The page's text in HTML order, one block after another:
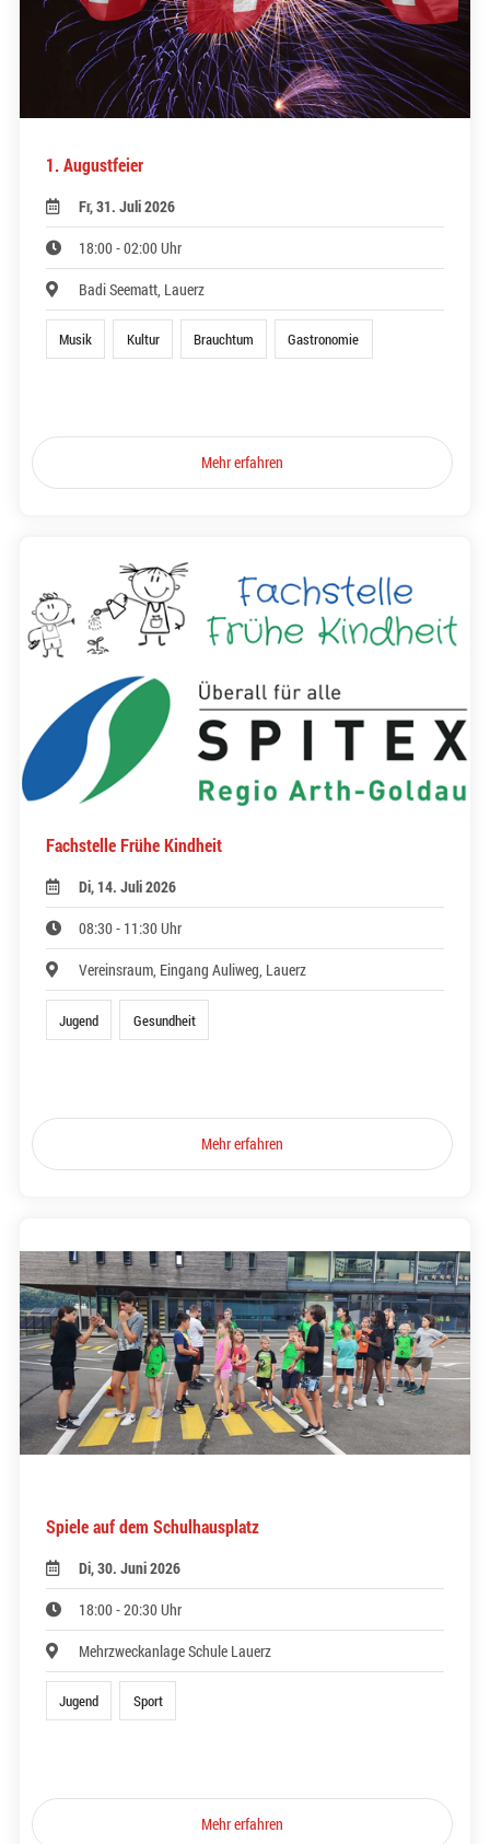
1. Augustfeier
Fr, 31. Juli 2026
18:00 - 02:00 Uhr
Badi Seematt, Lauerz
Musik Kultur Brauchtum Gastronomie
Mehr erfahren
Fachstelle Frühe Kindheit
Di, 14. Juli 2026
08:30 - 11:30 Uhr
Vereinsraum, Eingang Auliweg, Lauerz
Jugend Gesundheit
Mehr erfahren
Spiele auf dem Schulhausplatz
Di, 30. Juni 2026
18:00 - 20:30 Uhr
Mehrzweckanlage Schule Lauerz
Jugend Sport
Mehr erfahren